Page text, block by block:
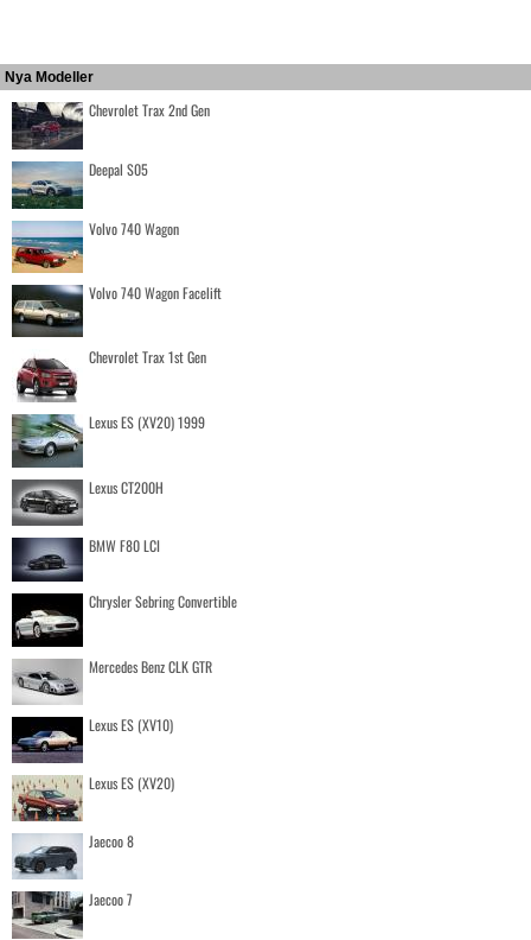
Nya Modeller
Chevrolet Trax 2nd Gen
Deepal S05
Volvo 740 Wagon
Volvo 740 Wagon Facelift
Chevrolet Trax 1st Gen
Lexus ES (XV20) 1999
Lexus CT200H
BMW F80 LCI
Chrysler Sebring Convertible
Mercedes Benz CLK GTR
Lexus ES (XV10)
Lexus ES (XV20)
Jaecoo 8
Jaecoo 7